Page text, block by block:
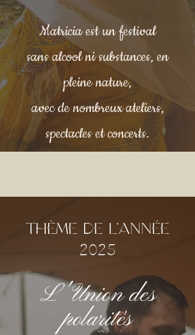
Matricia est un festival
sans alcool ni substances, en
pleine nature,
avec de nombreux ateliers,
spectacles et concerts.
thème de l'année
2025
L'Union des
polarités